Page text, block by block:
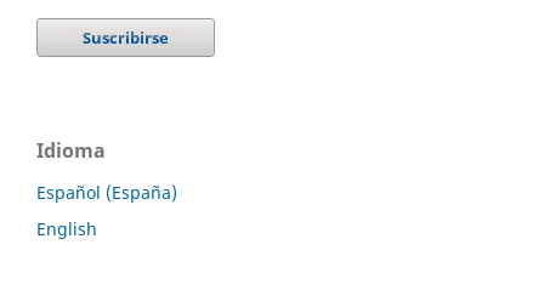
Idioma
Español (España)
English